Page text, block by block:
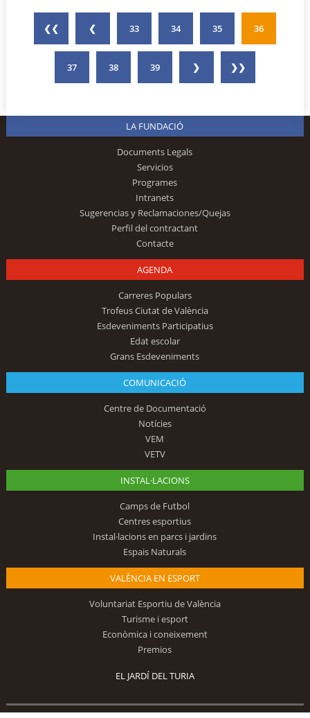
❮❮ ❮ 33 34 35 36
37 38 39 ❯ ❯❯
LA FUNDACIÓ
Documents Legals
Servicios
Programes
Intranets
Sugerencias y Reclamaciones/Quejas
Perfil del contractant
Contacte
AGENDA
Carreres Populars
Trofeus Ciutat de València
Esdeveniments Participatius
Edat escolar
Grans Esdeveniments
COMUNICACIÓ
Centre de Documentació
Notícies
VEM
VETV
INSTAL·LACIONS
Camps de Futbol
Centres esportius
Instal·lacions en parcs i jardins
Espais Naturals
VALÈNCIA EN ESPORT
Voluntariat Esportiu de València
Turisme i esport
Econòmica i coneixement
Premios
EL JARDÍ DEL TURIA